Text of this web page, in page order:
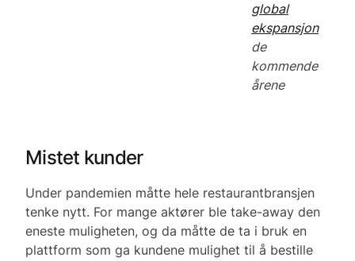
global
ekspansjon
de
kommende
årene
Mistet kunder
Under pandemien måtte hele restaurantbransjen
tenke nytt. For mange aktører ble take-away den
eneste muligheten, og da måtte de ta i bruk en
plattform som ga kundene mulighet til å bestille